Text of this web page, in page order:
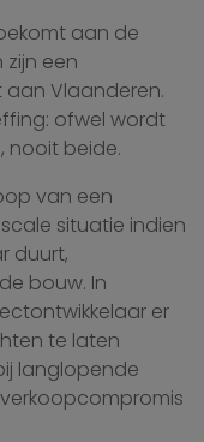
aan de
een
Vlaanderen.
ofwel wordt
nooit beide.
van een
situatie indien
duurt,
bouw. In
er
te laten
langlopende